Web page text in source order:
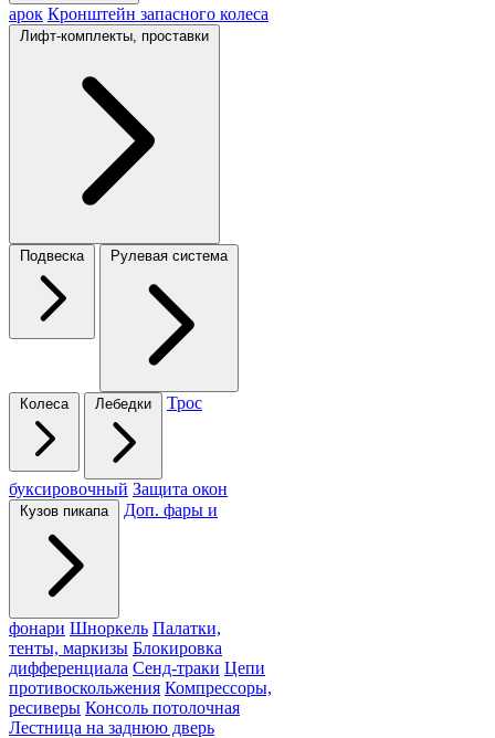
арок Кронштейн запасного колеса
Лифт-комплекты, проставки
Подвеска Рулевая система
Колеса Лебедки Трос
буксировочный Защита окон
Кузов пикапа Доп. фары и
фонари Шноркель Палатки,
тенты, маркизы Блокировка
дифференциала Сенд-траки Цепи
противоскольжения Компрессоры,
ресиверы Консоль потолочная
Лестница на заднюю дверь